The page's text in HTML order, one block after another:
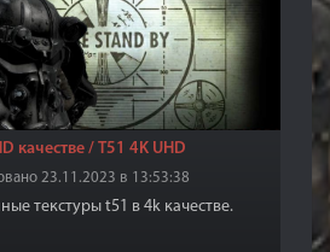
качестве / T51 4K UHD
23.11.2023 в 13:53:38
текстуры t51 в 4k качестве.